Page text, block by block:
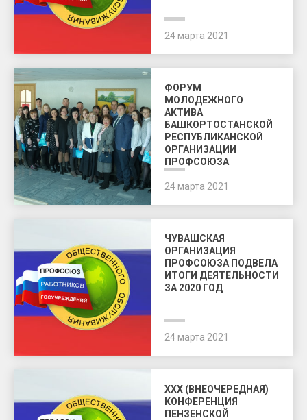
24 марта 2021
ФОРУМ
МОЛОДЕЖНОГО
АКТИВА
БАШКОРТОСТАНСКОЙ
РЕСПУБЛИКАНСКОЙ
ОРГАНИЗАЦИИ
ПРОФСОЮЗА
24 марта 2021
ЧУВАШСКАЯ
ОРГАНИЗАЦИЯ
ПРОФСОЮЗА ПОДВЕЛА
ИТОГИ ДЕЯТЕЛЬНОСТИ
ЗА 2020 ГОД
24 марта 2021
XXX (ВНЕОЧЕРЕДНАЯ)
КОНФЕРЕНЦИЯ
ПЕНЗЕНСКОЙ